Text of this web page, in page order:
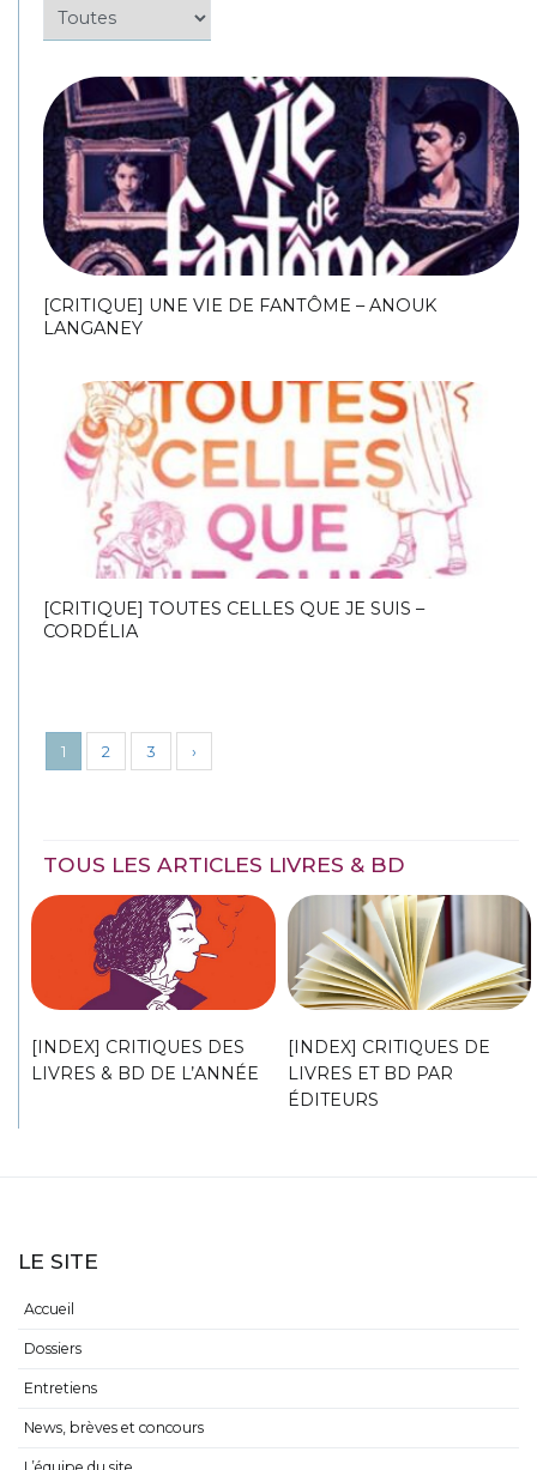
[CRITIQUE] UNE VIE DE FANTÔME – ANOUK
LANGANEY
[CRITIQUE] TOUTES CELLES QUE JE SUIS –
CORDÉLIA
1 2 3 ›
TOUS LES ARTICLES LIVRES & BD
[INDEX] CRITIQUES DES
LIVRES & BD DE L’ANNÉE
[INDEX] CRITIQUES DE
LIVRES ET BD PAR
ÉDITEURS
LE SITE
Accueil
Dossiers
Entretiens
News, brèves et concours